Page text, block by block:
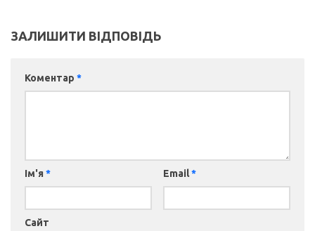
ЗАЛИШИТИ ВІДПОВІДЬ
Коментар *
Ім'я * Email*
Сайт